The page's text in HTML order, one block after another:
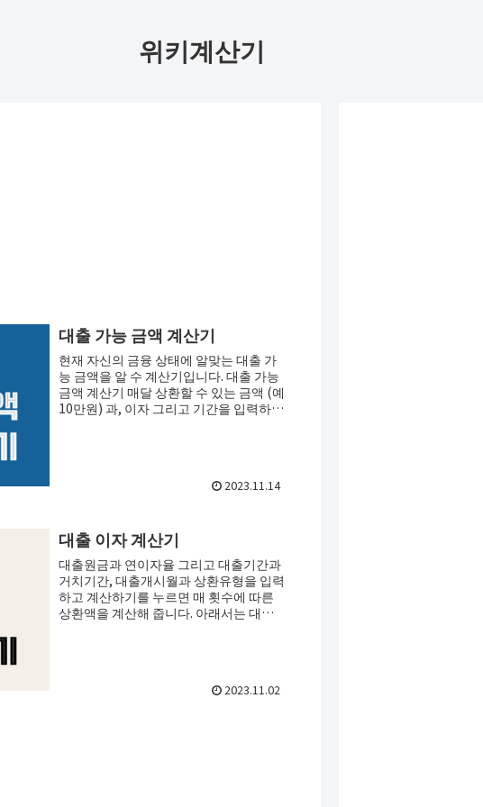
위키계산기
대출 가능 금액 계산기
현재 자신의 금융 상태에 알맞는 대출 가
능 금액을 알 수 계산기입니다. 대출 가능
금액 계산기 매달 상환할 수 있는 금액 (예
10만원) 과, 이자 그리고 기간을 입력하고
2023.11.14
대출 이자 계산기
대출원금과 연이자율 그리고 대출기간과
거치기간, 대출개시월과 상환유형을 입력
하고 계산하기를 누르면 매 횟수에 따른
상환액을 계산해 줍니다. 아래서는 대출
2023.11.02